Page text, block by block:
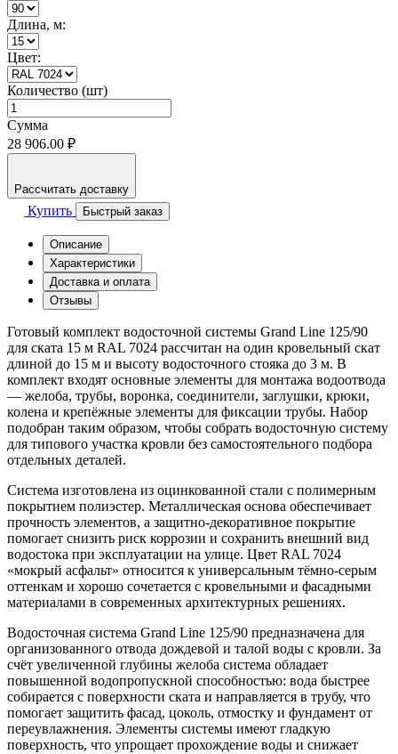
Длина, м:
Цвет:
Количество (шт)
Сумма
28 906.00 ₽
Рассчитать доставку
Купить Быстрый заказ
Описание
Характеристики
Доставка и оплата
Отзывы
Готовый комплект водосточной системы Grand Line 125/90
для ската 15 м RAL 7024 рассчитан на один кровельный скат
длиной до 15 м и высоту водосточного стояка до 3 м. В
комплект входят основные элементы для монтажа водоотвода
— желоба, трубы, воронка, соединители, заглушки, крюки,
колена и крепёжные элементы для фиксации трубы. Набор
подобран таким образом, чтобы собрать водосточную систему
для типового участка кровли без самостоятельного подбора
отдельных деталей.
Система изготовлена из оцинкованной стали с полимерным
покрытием полиэстер. Металлическая основа обеспечивает
прочность элементов, а защитно-декоративное покрытие
помогает снизить риск коррозии и сохранить внешний вид
водостока при эксплуатации на улице. Цвет RAL 7024
«мокрый асфальт» относится к универсальным тёмно-серым
оттенкам и хорошо сочетается с кровельными и фасадными
материалами в современных архитектурных решениях.
Водосточная система Grand Line 125/90 предназначена для
организованного отвода дождевой и талой воды с кровли. За
счёт увеличенной глубины желоба система обладает
повышенной водопропускной способностью: вода быстрее
собирается с поверхности ската и направляется в трубу, что
помогает защитить фасад, цоколь, отмостку и фундамент от
переувлажнения. Элементы системы имеют гладкую
поверхность, что упрощает прохождение воды и снижает